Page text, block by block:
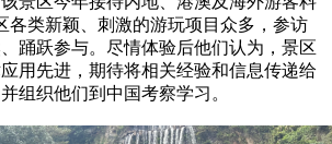
各类新颖、刺激的游玩项目众多，参访
踊跃参与。尽情体验后他们认为，景区
用先进，期待将相关经验和信息传递给
组织他们到中国考察学习。